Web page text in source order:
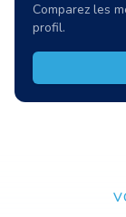
Comparez les
profil.